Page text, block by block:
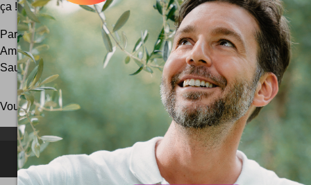
ça !
Par le hasard fou d'un clic improbable, j'ai découvert il y
Amazing Marvin, une application de gestion du temps
Sauf que cette fois-ci, il semblerait que Marvin soit...
Vous pouvez aussi parcourir le blogau hasard!
NEWSLETTER FOR EVER !